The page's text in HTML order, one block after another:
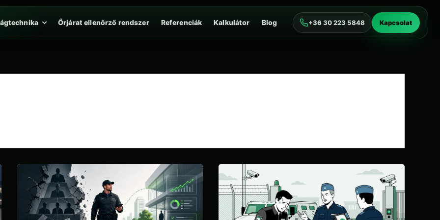
Őrjárat ellenőrző rendszer Referenciák Kalkulátor Blog +36 30 223 5848 Kapcsolat